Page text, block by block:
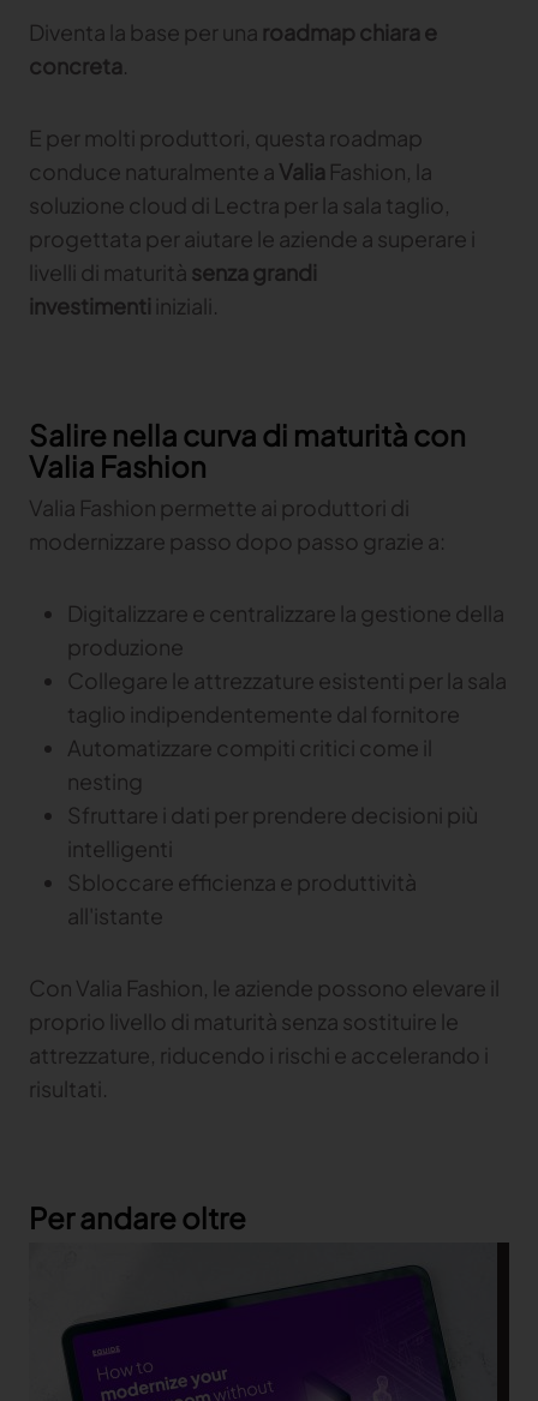
Diventa la base per una roadmap chiara e
concreta.
E per molti produttori, questa roadmap
conduce naturalmente a Valia Fashion, la
soluzione cloud di Lectra per la sala taglio,
progettata per aiutare le aziende a superare i
livelli di maturità senza grandi
investimenti iniziali.
Salire nella curva di maturità con
Valia Fashion
Valia Fashion permette ai produttori di
modernizzare passo dopo passo grazie a:
Digitalizzare e centralizzare la gestione della
produzione
Collegare le attrezzature esistenti per la sala
taglio indipendentemente dal fornitore
Automatizzare compiti critici come il
nesting
Sfruttare i dati per prendere decisioni più
intelligenti
Sbloccare efficienza e produttività
all'istante
Con Valia Fashion, le aziende possono elevare il
proprio livello di maturità senza sostituire le
attrezzature, riducendo i rischi e accelerando i
risultati.
Per andare oltre